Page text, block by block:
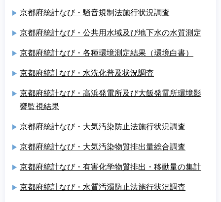
京都府統計なび・騒音規制法施行状況調査
京都府統計なび・公共用水域及び地下水の水質測定
京都府統計なび・各種環境測定結果（環境白書）
京都府統計なび・水洗化普及状況調査
京都府統計なび・高浜発電所及び大飯発電所環境影
響監視結果
京都府統計なび・大気汚染防止法施行状況調査
京都府統計なび・大気汚染物質排出量総合調査
京都府統計なび・有害化学物質排出・移動量の集計
京都府統計なび・水質汚濁防止法施行状況調査